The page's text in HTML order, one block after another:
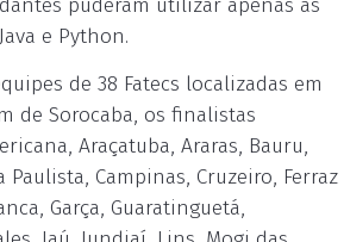
puderam utilizar apenas as
e Python.
de 38 Fatecs localizadas em
de Sorocaba, os finalistas
Araçatuba, Araras, Bauru,
Paulista, Campinas, Cruzeiro, Ferraz
Garça, Guaratinguetá,